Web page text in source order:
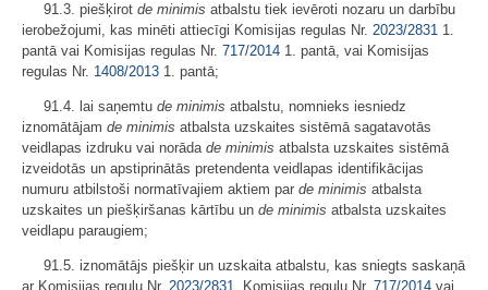
91.3. piešķirot de minimis atbalstu tiek ievēroti nozaru un darbību
ierobežojumi, kas minēti attiecīgi Komisijas regulas Nr. 2023/2831 1.
pantā vai Komisijas regulas Nr. 717/2014 1. pantā, vai Komisijas
regulas Nr. 1408/2013 1. pantā;
91.4. lai saņemtu de minimis atbalstu, nomnieks iesniedz
iznomātājam de minimis atbalsta uzskaites sistēmā sagatavotās
veidlapas izdruku vai norāda de minimis atbalsta uzskaites sistēmā
izveidotās un apstiprinātās pretendenta veidlapas identifikācijas
numuru atbilstoši normatīvajiem aktiem par de minimis atbalsta
uzskaites un piešķiršanas kārtību un de minimis atbalsta uzskaites
veidlapu paraugiem;
91.5. iznomātājs piešķir un uzskaita atbalstu, kas sniegts saskaņā
ar Komisijas regulu Nr. 2023/2831, Komisijas regulu Nr. 717/2014 vai